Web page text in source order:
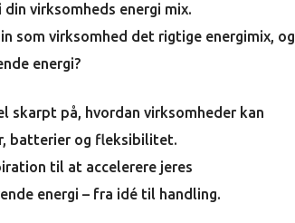
virksomheds energi mix.
som virksomhed det rigtige energimix, og
energi?
skarpt på, hvordan virksomheder kan
batterier og fleksibilitet.
til at accelerere jeres
energi – fra idé til handling.